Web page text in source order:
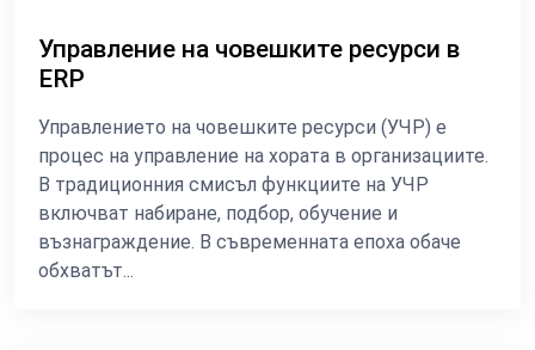
Управление на човешките ресурси в
ERP
Управлението на човешките ресурси (УЧР) е
процес на управление на хората в организациите.
В традиционния смисъл функциите на УЧР
включват набиране, подбор, обучение и
възнаграждение. В съвременната епоха обаче
обхватът...